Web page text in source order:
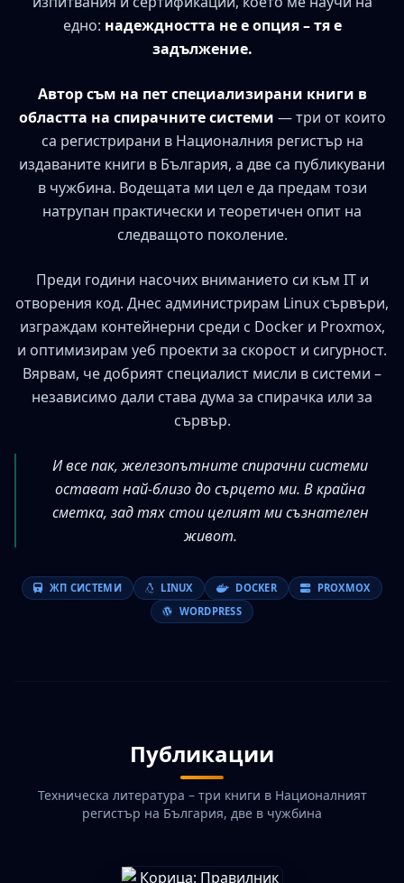
едно: надеждността не е опция – тя е
задължение.
Автор съм на пет специализирани книги в
областта на спирачните системи — три от които
са регистрирани в Националния регистър на
издаваните книги в България, а две са публикувани
в чужбина. Водещата ми цел е да предам този
натрупан практически и теоретичен опит на
следващото поколение.
Преди години насочих вниманието си към IT и
отворения код. Днес администрирам Linux сървъри,
изграждам контейнерни среди с Docker и Proxmox,
и оптимизирам уеб проекти за скорост и сигурност.
Вярвам, че добрият специалист мисли в системи –
независимо дали става дума за спирачка или за
сървър.
И все пак, железопътните спирачни системи
остават най-близо до сърцето ми. В крайна
сметка, зад тях стои целият ми съзнателен
живот.
ЖП СИСТЕМИ LINUX DOCKER
PROXMOX
WORDPRESS
Публикации
Техническа литература – три книги в Националният
регистър на България, две в чужбина